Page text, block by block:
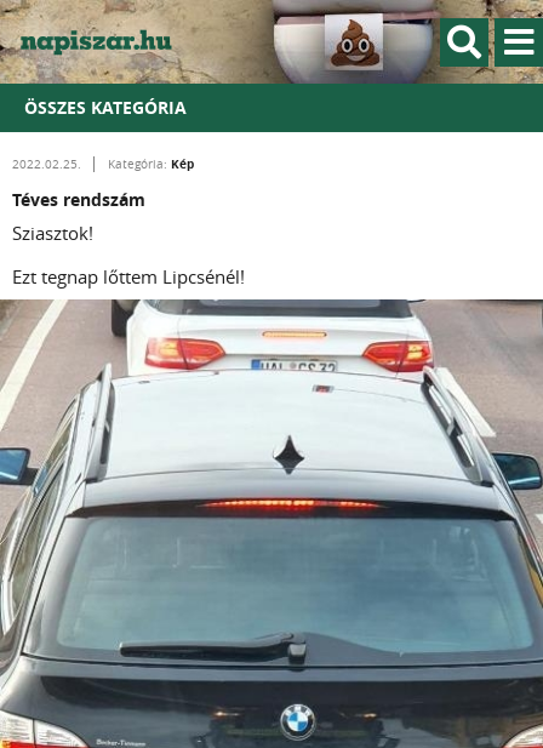
ÖSSZES KATEGÓRIA
2022.02.25. Kategória: Kép
Téves rendszám
Sziasztok!
Ezt tegnap lőttem Lipcsénél!